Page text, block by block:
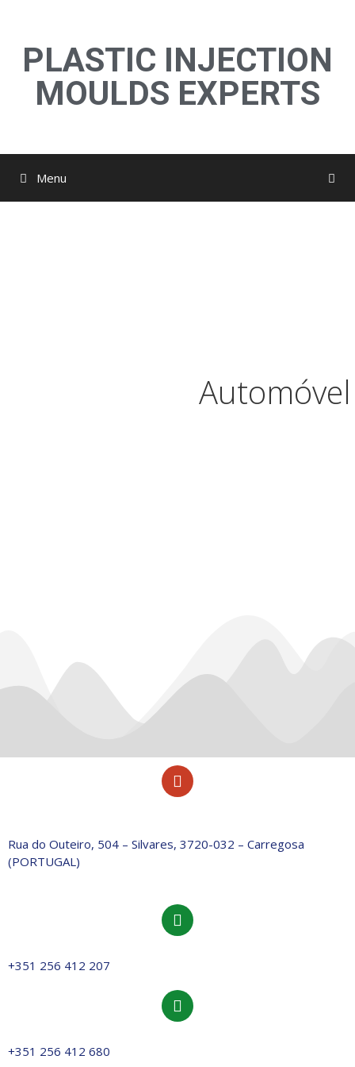
PLASTIC INJECTION
MOULDS EXPERTS
Menu
Automóvel
Rua do Outeiro, 504 – Silvares, 3720-032 – Carregosa
(PORTUGAL)
+351 256 412 207
+351 256 412 680